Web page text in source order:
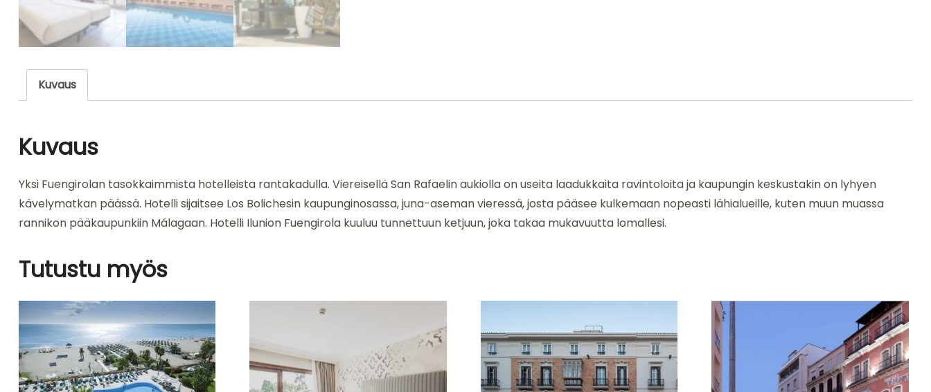
Kuvaus
Kuvaus
Yksi Fuengirolan tasokkaimmista hotelleista rantakadulla. Viereisellä San Rafaelin aukiolla on useita laadukkaita ravintoloita ja kaupungin keskustakin on lyhyen
kävelymatkan päässä. Hotelli sijaitsee Los Bolichesin kaupunginosassa, juna-aseman vieressä, josta pääsee kulkemaan nopeasti lähialueille, kuten muun muassa
rannikon pääkaupunkiin Málagaan. Hotelli Ilunion Fuengirola kuuluu tunnettuun ketjuun, joka takaa mukavuutta lomallesi.
Tutustu myös